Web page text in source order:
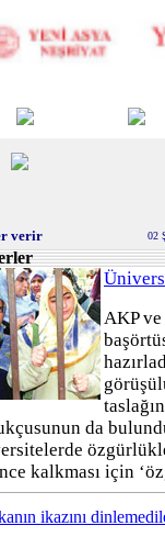
verir 02
AKP
da
kalkması için
ikazını